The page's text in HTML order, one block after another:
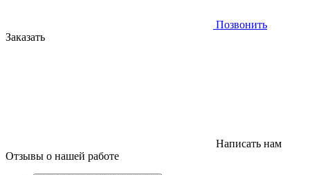
Позвонить
Заказать
Написать нам
Отзывы о нашей работе